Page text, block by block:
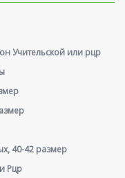
Учительской или рцр
40-42 размер
Рцр